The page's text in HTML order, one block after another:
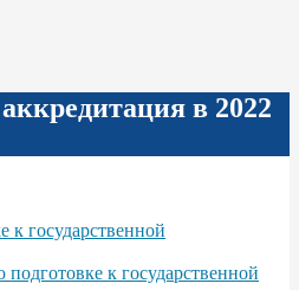
в 2022
к государственной
к государственной